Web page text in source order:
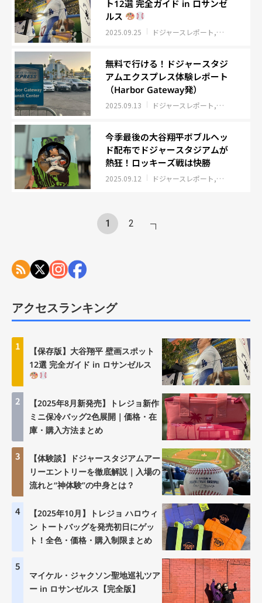
ト12選 完全ガイド in ロサンゼ
ルス
2025.09.25 ドジャースレポート ロサンゼルス
無料で行ける！ドジャースタジ
アムエクスプレス体験レポート
（Harbor Gateway発）
2025.09.13 ドジャースレポート ロサンゼルス
今季最後の大谷翔平ボブルヘッ
ド配布でドジャースタジアムが
熱狂！ロッキーズ戦は快勝
2025.09.12 ドジャースレポート ロサンゼルス
1 2
アクセスランキング
1
【保存版】大谷翔平 壁画スポット
12選 完全ガイド in ロサンゼルス
2
【2025年8月新発売】トレジョ新作
ミニ保冷バッグ2色展開｜価格・在
庫・購入方法まとめ
3
【体験談】ドジャースタジアムアー
リーエントリーを徹底解説｜入場の
流れと“神体験”の中身とは？
4
【2025年10月】トレジョ ハロウィ
ン トートバッグを発売初日にゲッ
ト！全色・価格・購入制限まとめ
5
マイケル・ジャクソン聖地巡礼ツア
ー in ロサンゼルス【完全版】